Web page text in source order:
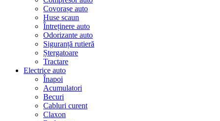
Covorașe auto
Huse scaun
Întreținere auto
Odorizante auto
Siguranță rutieră
Ștergatoare
Tractare
Electrice auto
Înapoi
Acumulatori
Becuri
Cabluri curent
Claxon